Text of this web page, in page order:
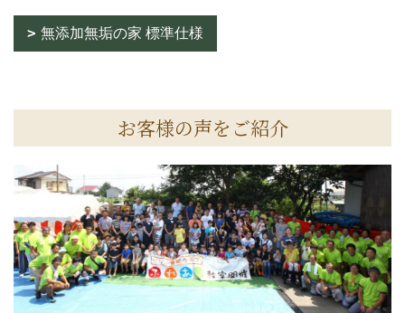
無添加無垢の家 標準仕様
お客様の声をご紹介